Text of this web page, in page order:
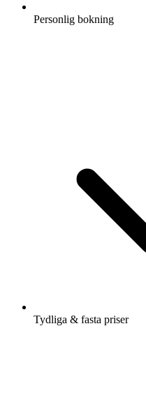
Personlig bokning
Tydliga & fasta priser